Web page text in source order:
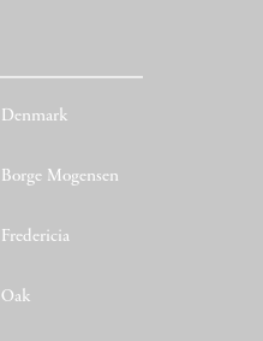
Denmark
Borge Mogensen
Fredericia
Oak